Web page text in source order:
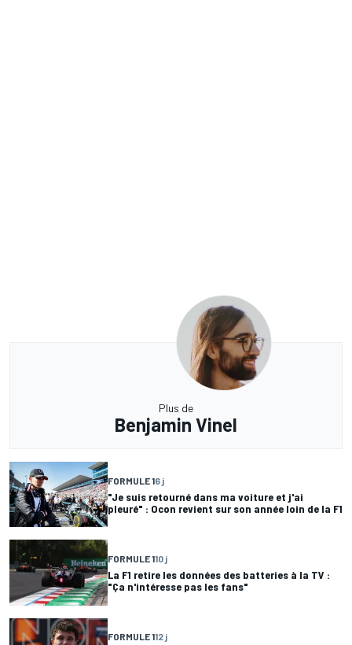
Plus de
Benjamin Vinel
FORMULE 16 j
"Je suis retourné dans ma voiture et j'ai
pleuré" : Ocon revient sur son année loin de la F1
FORMULE 110 j
La F1 retire les données des batteries à la TV :
"Ça n'intéresse pas les fans"
FORMULE 112 j